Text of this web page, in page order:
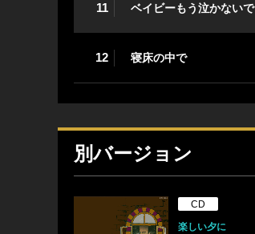
11 ベイビーもう泣かないで
12 寝床の中で
別バージョン
CD
楽しい夕に